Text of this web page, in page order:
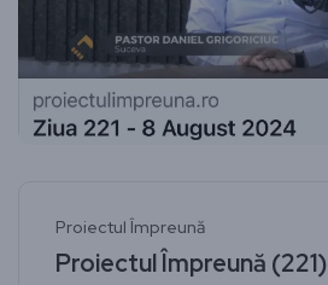
Proiectul Împreună
Proiectul Împreună (221)